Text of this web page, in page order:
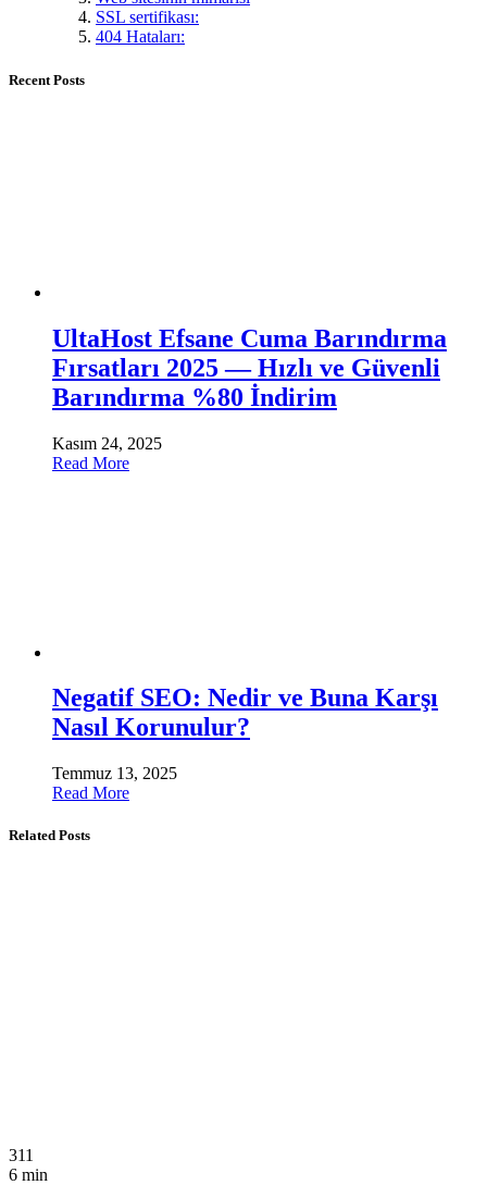
SSL sertifikası:
404 Hataları:
Recent Posts
UltaHost Efsane Cuma Barındırma
Fırsatları 2025 — Hızlı ve Güvenli
Barındırma %80 İndirim
Kasım 24, 2025
Read More
Negatif SEO: Nedir ve Buna Karşı
Nasıl Korunulur?
Temmuz 13, 2025
Read More
Related Posts
311
6 min